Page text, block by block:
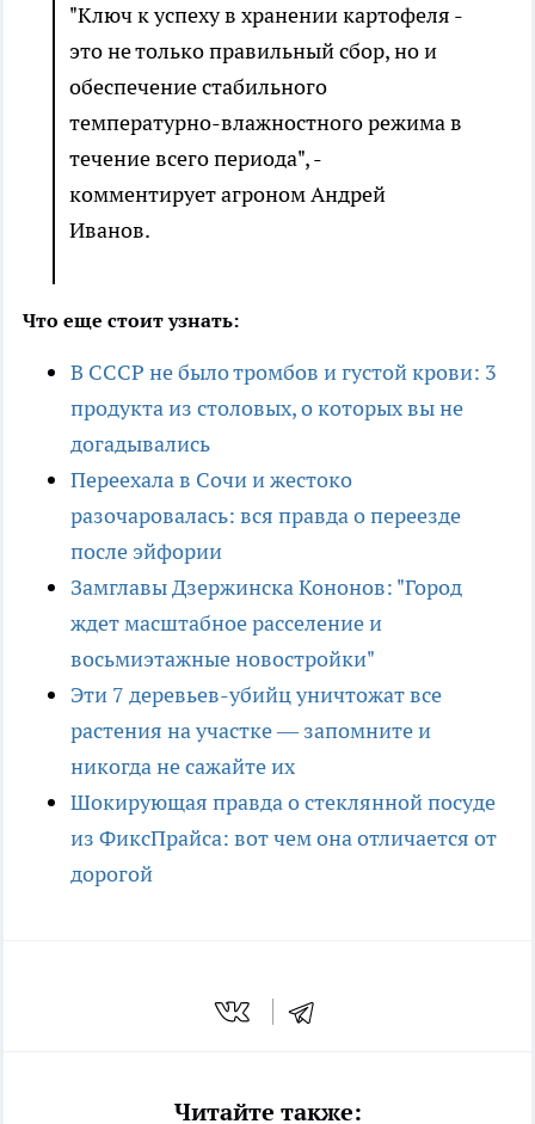
"Ключ к успеху в хранении картофеля -
это не только правильный сбор, но и
обеспечение стабильного
температурно-влажностного режима в
течение всего периода", -
комментирует агроном Андрей
Иванов.
Что еще стоит узнать:
В СССР не было тромбов и густой крови: 3
продукта из столовых, о которых вы не
догадывались
Переехала в Сочи и жестоко
разочаровалась: вся правда о переезде
после эйфории
Замглавы Дзержинска Кононов: "Город
ждет масштабное расселение и
восьмиэтажные новостройки"
Эти 7 деревьев-убийц уничтожат все
растения на участке — запомните и
никогда не сажайте их
Шокирующая правда о стеклянной посуде
из ФиксПрайса: вот чем она отличается от
дорогой
Читайте также: